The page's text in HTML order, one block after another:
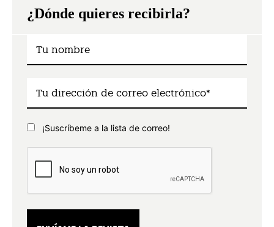
¿Dónde quieres recibirla?
¡Suscríbeme a la lista de correo!